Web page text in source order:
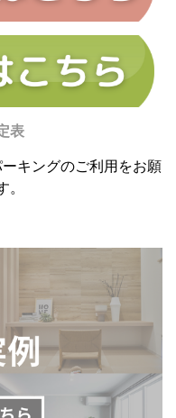
表
キングのご利用をお願
。